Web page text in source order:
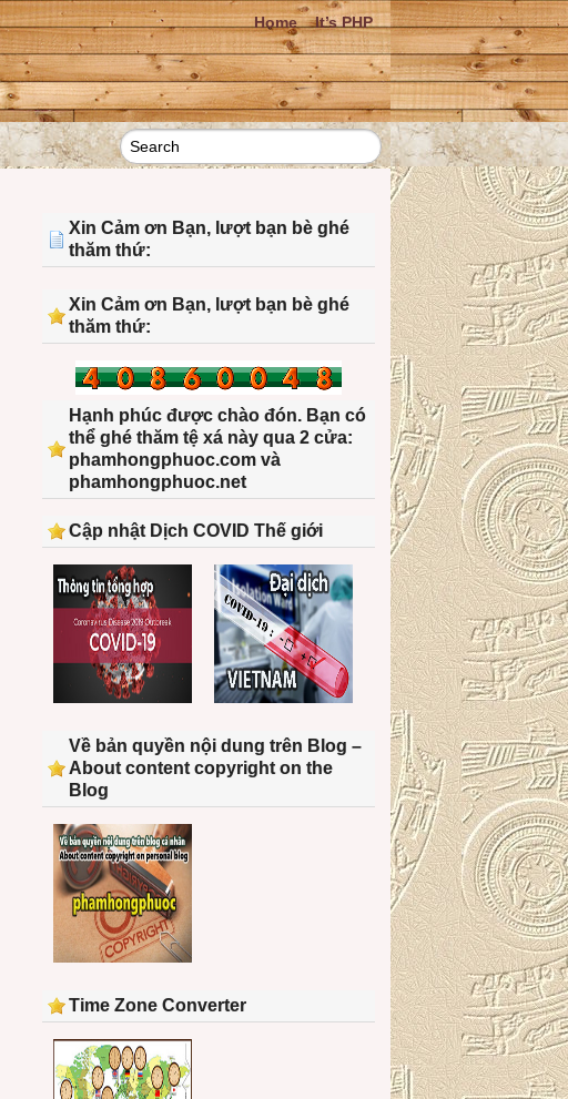
Home It’s PHP
Xin Cảm ơn Bạn, lượt bạn bè ghé
thăm thứ:
Xin Cảm ơn Bạn, lượt bạn bè ghé
thăm thứ:
Hạnh phúc được chào đón. Bạn có
thể ghé thăm tệ xá này qua 2 cửa:
phamhongphuoc.com và
phamhongphuoc.net
Cập nhật Dịch COVID Thế giới
Về bản quyền nội dung trên Blog –
About content copyright on the
Blog
Time Zone Converter